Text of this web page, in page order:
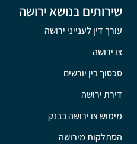
שירותים בנושא ירושה
עורך דין לענייני ירושה
צו ירושה
סכסוך בין יורשים
דירת ירושה
מימוש צו ירושה בבנק
הסתלקות מירושה